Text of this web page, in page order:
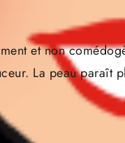
et non
La peau paraît